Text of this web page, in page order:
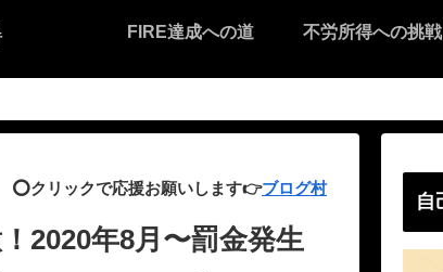
FIRE達成への道 不労所得への挑戦
⭕️クリックで応援お願いします👉ブログ村
2020年8月〜罰金発生
自